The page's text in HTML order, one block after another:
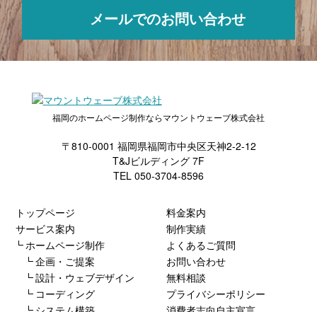
メールでのお問い合わせ
福岡のホームページ制作ならマウントウェーブ株式会社
〒810-0001 福岡県福岡市中央区天神2-2-12
T&Jビルディング 7F
TEL 050-3704-8596
トップページ
サービス案内
ホームページ制作
企画・ご提案
設計・ウェブデザイン
コーディング
料金案内
制作実績
よくあるご質問
お問い合わせ
無料相談
プライバシーポリシー